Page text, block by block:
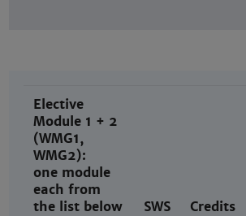
Elective
Module 1 + 2
(WMG1,
WMG2):
one module
each from
the list below
SWS Credits